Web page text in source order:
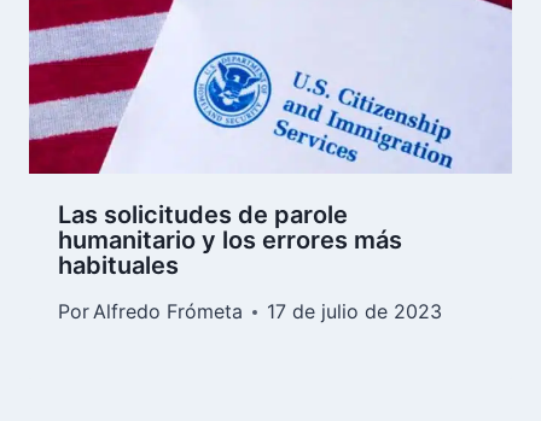
Las solicitudes de parole
humanitario y los errores más
habituales
PorAlfredo Frómeta 17 de julio de 2023